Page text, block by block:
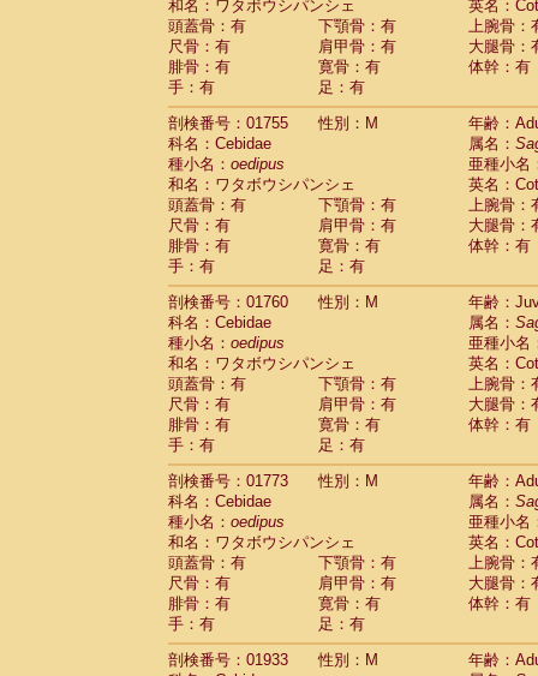
Cercopithecidae Kasi senex vetulus(0)
CercopithecidaeKasi senex
CercopithecidaeNasalis larvatus(0)
CercopithecidaePresbytes
CercopithecidaePygathrix nemaeus
CercopithecidaeSemnopithecus
Cercopithecidae
Trachypithecus
Cercopithecidae
Trachypithecus
Cercopithecidae
Trachypithecus
CercopithecidaeTrachypithecus
CercopithecidaeColobinae spp.(0)
CercopithecidaePresbytesinaespp.(0)
CercopithecidaeCercopithecidae
HylobatidaeHoolock hoolock(0)
HylobatidaeHylobates agilis
Hylobatidae (0)
Hylobatidae Hylobates lar
HylobatidaeHylobates moloch(0)
Hylobatidae Hylobates muelleri(0)
HylobatidaeHylobates pileatus(2)
Hylobatidae Hylobates
HylobatidaeHylobateshybrid(0)
HylobatidaeNomascus concolor(0)
Hylobatidae
Symphalangus
Hominidae
(0)
HominidaePan troglodytes
Hominidae Gorilla gorilla beringei(0)
Hominidae Gorilla gorilla gorilla(0)
Primates misc.(0)
Scandentia Dendrogale melanura
Scandentia Ptilocercus lowii
和名：ワタボウシパンシェ
英名：
頭蓋骨：有
下顎骨：有
上腕骨：
尺骨：有
肩甲骨：有
大腿骨：
腓骨：有
寛骨：有
体幹：有
手：有
足：有
剖検番号：01755
性別：M
年齢：
科名：Cebidae
属名：
種小名： oedipus
亜種小名
和名：ワタボウシパンシェ
英名：
頭蓋骨：有
下顎骨：有
上腕骨：
尺骨：有
肩甲骨：有
大腿骨：
腓骨：有
寛骨：有
体幹：有
手：有
足：有
剖検番号：01760
性別：M
年齢：
科名：Cebidae
属名：
種小名： oedipus
亜種小名
和名：ワタボウシパンシェ
英名：
頭蓋骨：有
下顎骨：有
上腕骨：
尺骨：有
肩甲骨：有
大腿骨：
腓骨：有
寛骨：有
体幹：有
手：有
足：有
剖検番号：01773
性別：M
年齢：
科名：Cebidae
属名：
種小名： oedipus
亜種小名
和名：ワタボウシパンシェ
英名：
頭蓋骨：有
下顎骨：有
上腕骨：
尺骨：有
肩甲骨：有
大腿骨：
腓骨：有
寛骨：有
体幹：有
手：有
足：有
剖検番号：01933
性別：M
年齢：